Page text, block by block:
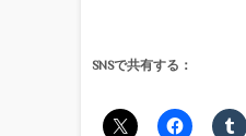
SNSで共有する：